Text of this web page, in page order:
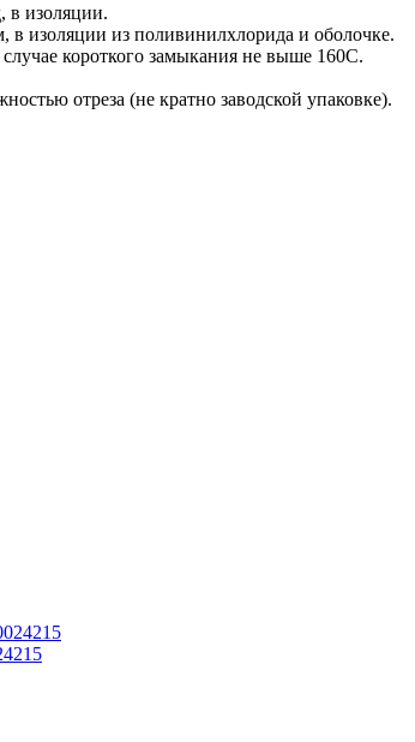
изоляции.
изоляции из поливинилхлорида и оболочке.
короткого замыкания не выше 160С.
отреза (не кратно заводской упаковке).